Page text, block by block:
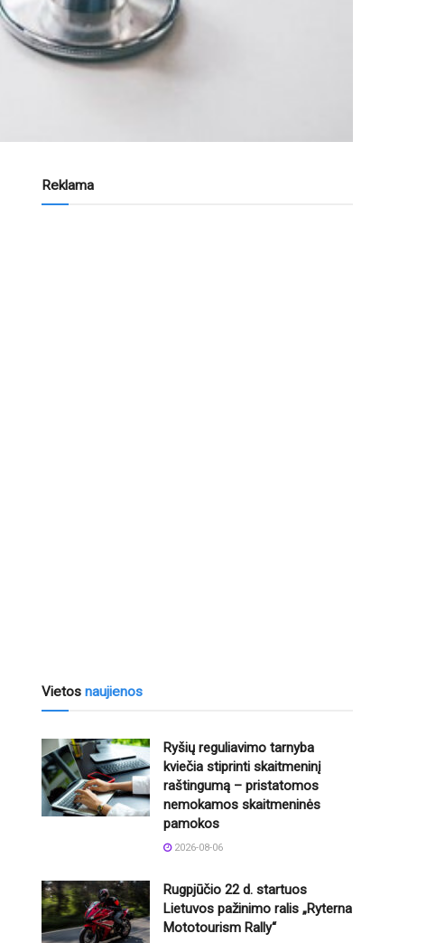
Reklama
Vietos naujienos
Ryšių reguliavimo tarnyba
kviečia stiprinti skaitmeninį
raštingumą – pristatomos
nemokamos skaitmeninės
pamokos
2026-08-06
Rugpjūčio 22 d. startuos
Lietuvos pažinimo ralis „Ryterna
Mototourism Rally“